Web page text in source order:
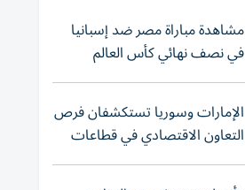
مشاهدة مباراة مصر ضد إسبانيا
في نصف نهائي كأس العالم
لناشئات اليد 2026
الإمارات وسوريا تستكشفان فرص
التعاون الاقتصادي في قطاعات
حيوية